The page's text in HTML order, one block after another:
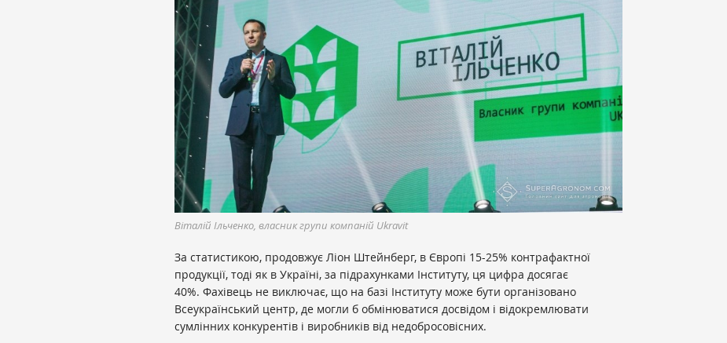
Віталій Ільченко, власник групи компаній Ukravit
За статистикою, продовжує Ліон Штейнберг, в Європі 15-25% контрафактної
продукції, тоді як в Україні, за підрахунками Інституту, ця цифра досягає
40%. Фахівець не виключає, що на базі Інституту може бути організовано
Всеукраїнський центр, де могли б обмінюватися досвідом і відокремлювати
сумлінних конкурентів і виробників від недобросовісних.